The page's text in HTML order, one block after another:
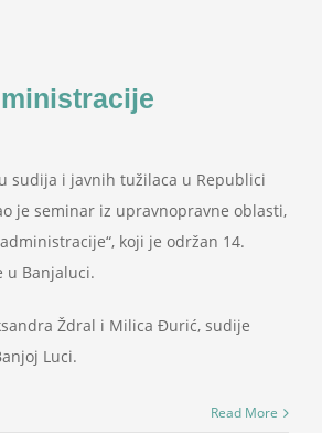
sudija i javnih tužilaca u Republici
je seminar iz upravnopravne oblasti,
koji je održan 14.
u Banjaluci.
Ždral i Milica Đurić, sudije
Luci.
Read More